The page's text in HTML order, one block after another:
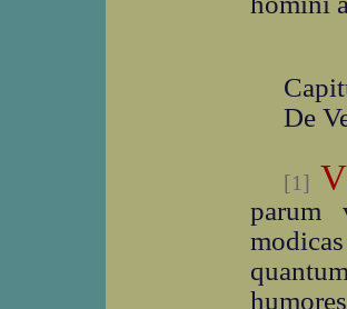
De
[1] V
parum